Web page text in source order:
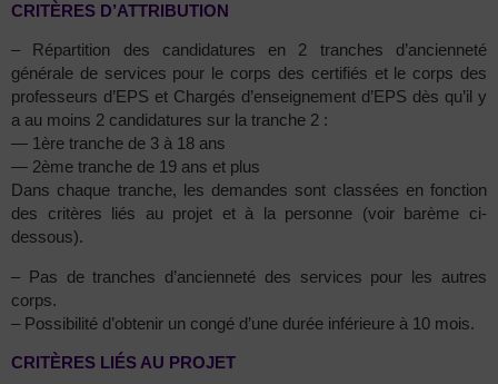
CRITÈRES D’ATTRIBUTION
– Répartition des candidatures en 2 tranches d’ancienneté
générale de services pour le corps des certifiés et le corps des
professeurs d’EPS et Chargés d’enseignement d’EPS dès qu’il y
a au moins 2 candidatures sur la tranche 2 :
— 1ère tranche de 3 à 18 ans
— 2ème tranche de 19 ans et plus
Dans chaque tranche, les demandes sont classées en fonction
des critères liés au projet et à la personne (voir barème ci-
dessous).
– Pas de tranches d’ancienneté des services pour les autres
corps.
– Possibilité d’obtenir un congé d’une durée inférieure à 10 mois.
CRITÈRES LIÉS AU PROJET